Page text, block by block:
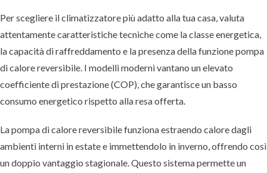
Per scegliere il climatizzatore più adatto alla tua casa, valuta
attentamente caratteristiche tecniche come la classe energetica,
la capacità di raffreddamento e la presenza della funzione pompa
di calore reversibile. I modelli moderni vantano un elevato
coefficiente di prestazione (COP), che garantisce un basso
consumo energetico rispetto alla resa offerta.
La pompa di calore reversibile funziona estraendo calore dagli
ambienti interni in estate e immettendolo in inverno, offrendo così
un doppio vantaggio stagionale. Questo sistema permette un